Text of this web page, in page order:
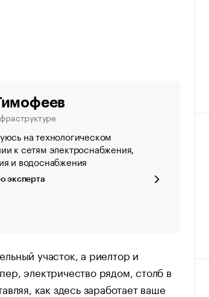
на технологическом
к сетям электроснабжения,
и водоснабжения
эксперта
участок, а риелтор и
электричество рядом, столб в
как здесь заработает ваше